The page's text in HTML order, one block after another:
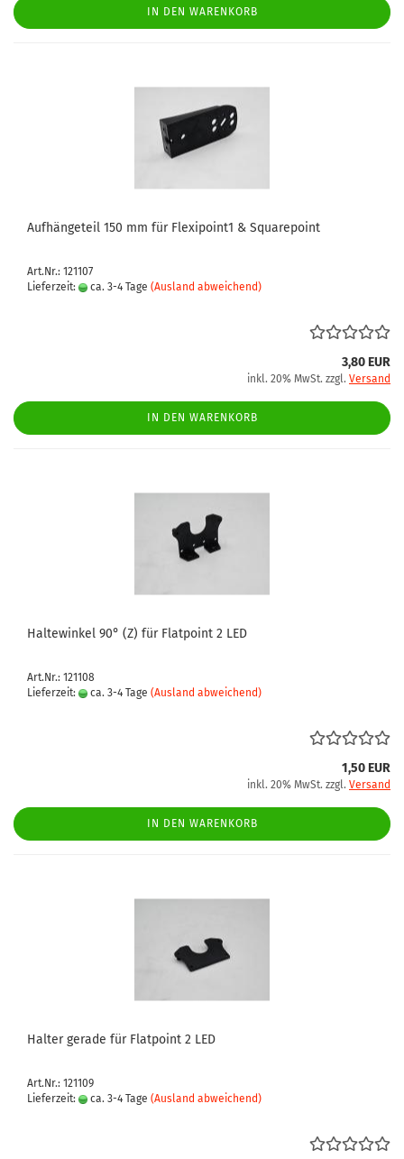
IN DEN WARENKORB
Aufhängeteil 150 mm für Flexipoint1 & Squarepoint
Art.Nr.: 121107
Lieferzeit:
ca. 3-4 Tage (Ausland abweichend)
3,80 EUR
inkl. 20% MwSt. zzgl. Versand
IN DEN WARENKORB
Haltewinkel 90° (Z) für Flatpoint 2 LED
Art.Nr.: 121108
Lieferzeit:
ca. 3-4 Tage (Ausland abweichend)
1,50 EUR
inkl. 20% MwSt. zzgl. Versand
IN DEN WARENKORB
Halter gerade für Flatpoint 2 LED
Art.Nr.: 121109
Lieferzeit:
ca. 3-4 Tage (Ausland abweichend)